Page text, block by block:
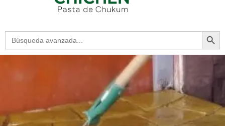
Search
for:
SEARCH